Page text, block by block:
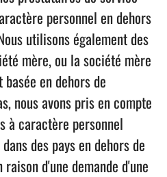
personnel en dehors
utilisons également des
mère, ou la société mère
en dehors de
nous avons pris en compte
à caractère personnel
des pays en dehors de
raison d'une demande d'une